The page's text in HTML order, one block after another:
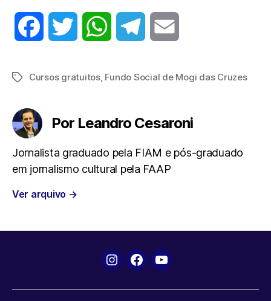
o
o
k
e A
p
r
m
TagsCursos gratuitos, Fundo Social de Mogi das Cruzes
Por Leandro Cesaroni
Jornalista graduado pela FIAM e pós-graduado
em jornalismo cultural pela FAAP
Ver arquivo →
Instagram
FacebookYouTube